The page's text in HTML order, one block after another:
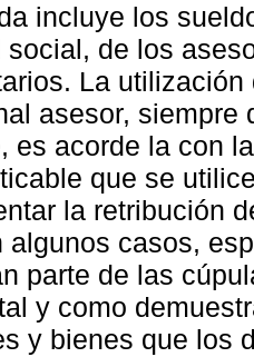
incluye los
social, de los
La
asesor, siempre
es acorde la con
que se
la retribución
algunos casos,
parte de las
y como
y bienes que los